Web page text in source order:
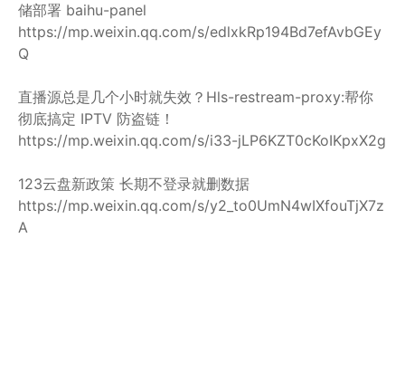
储部署 baihu-panel
https://mp.weixin.qq.com/s/edlxkRp194Bd7efAvbGEy
Q
直播源总是几个小时就失效？Hls-restream-proxy:帮你
彻底搞定 IPTV 防盗链！
https://mp.weixin.qq.com/s/i33-jLP6KZT0cKoIKpxX2g
123云盘新政策 长期不登录就删数据
https://mp.weixin.qq.com/s/y2_to0UmN4wIXfouTjX7z
A